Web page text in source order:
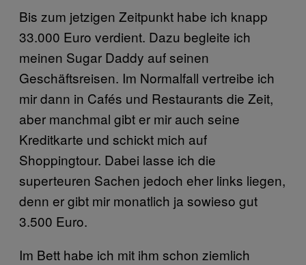
Bis zum jetzigen Zeitpunkt habe ich knapp
33.000 Euro verdient. Dazu begleite ich
meinen Sugar Daddy auf seinen
Geschäftsreisen. Im Normalfall vertreibe ich
mir dann in Cafés und Restaurants die Zeit,
aber manchmal gibt er mir auch seine
Kreditkarte und schickt mich auf
Shoppingtour. Dabei lasse ich die
superteuren Sachen jedoch eher links liegen,
denn er gibt mir monatlich ja sowieso gut
3.500 Euro.
Im Bett habe ich mit ihm schon ziemlich